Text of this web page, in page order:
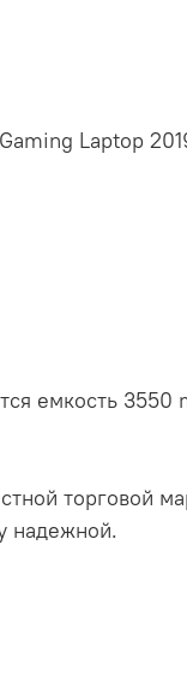
Laptop
емкость 3550
торговой
надежной.